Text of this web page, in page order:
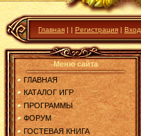
Главная | | Регистрация | Вход
Меню сайта
ГЛАВНАЯ
КАТАЛОГ ИГР
ПРОГРАММЫ
ФОРУМ
ГОСТЕВАЯ КНИГА